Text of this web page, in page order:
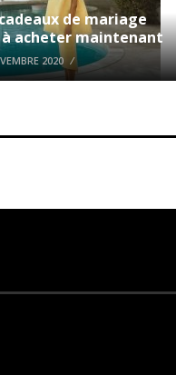
de mariage
acheter maintenant
2020